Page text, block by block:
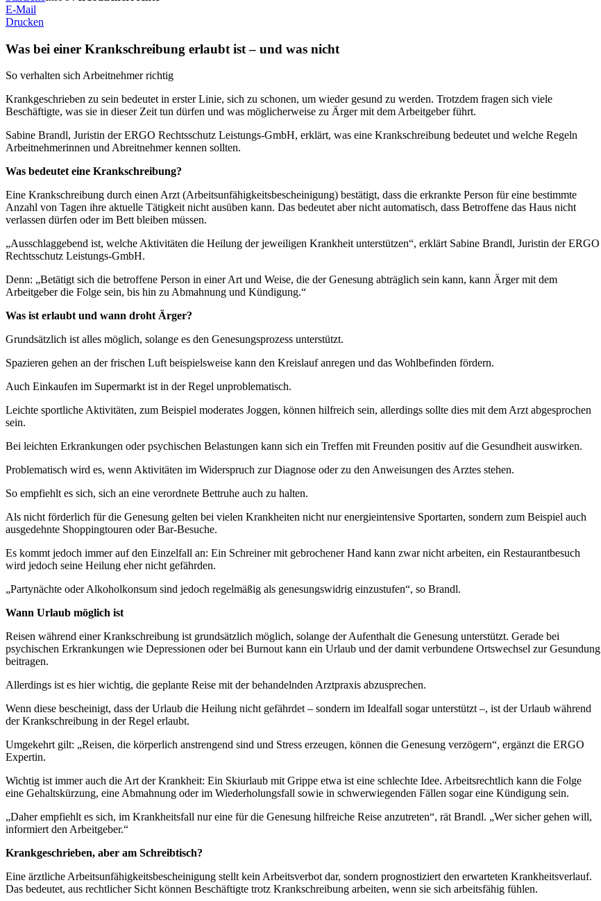
E-Mail
Drucken
Was bei einer Krankschreibung erlaubt ist – und was nicht
So verhalten sich Arbeitnehmer richtig
Krankgeschrieben zu sein bedeutet in erster Linie, sich zu schonen, um wieder gesund zu werden. Trotzdem fragen sich viele
Beschäftigte, was sie in dieser Zeit tun dürfen und was möglicherweise zu Ärger mit dem Arbeitgeber führt.
Sabine Brandl, Juristin der ERGO Rechtsschutz Leistungs-GmbH, erklärt, was eine Krankschreibung bedeutet und welche Regeln
Arbeitnehmerinnen und Abreitnehmer kennen sollten.
Was bedeutet eine Krankschreibung?
Eine Krankschreibung durch einen Arzt (Arbeitsunfähigkeitsbescheinigung) bestätigt, dass die erkrankte Person für eine bestimmte
Anzahl von Tagen ihre aktuelle Tätigkeit nicht ausüben kann. Das bedeutet aber nicht automatisch, dass Betroffene das Haus nicht
verlassen dürfen oder im Bett bleiben müssen.
„Ausschlaggebend ist, welche Aktivitäten die Heilung der jeweiligen Krankheit unterstützen“, erklärt Sabine Brandl, Juristin der ERGO
Rechtsschutz Leistungs-GmbH.
Denn: „Betätigt sich die betroffene Person in einer Art und Weise, die der Genesung abträglich sein kann, kann Ärger mit dem
Arbeitgeber die Folge sein, bis hin zu Abmahnung und Kündigung.“
Was ist erlaubt und wann droht Ärger?
Grundsätzlich ist alles möglich, solange es den Genesungsprozess unterstützt.
Spazieren gehen an der frischen Luft beispielsweise kann den Kreislauf anregen und das Wohlbefinden fördern.
Auch Einkaufen im Supermarkt ist in der Regel unproblematisch.
Leichte sportliche Aktivitäten, zum Beispiel moderates Joggen, können hilfreich sein, allerdings sollte dies mit dem Arzt abgesprochen
sein.
Bei leichten Erkrankungen oder psychischen Belastungen kann sich ein Treffen mit Freunden positiv auf die Gesundheit auswirken.
Problematisch wird es, wenn Aktivitäten im Widerspruch zur Diagnose oder zu den Anweisungen des Arztes stehen.
So empfiehlt es sich, sich an eine verordnete Bettruhe auch zu halten.
Als nicht förderlich für die Genesung gelten bei vielen Krankheiten nicht nur energieintensive Sportarten, sondern zum Beispiel auch
ausgedehnte Shoppingtouren oder Bar-Besuche.
Es kommt jedoch immer auf den Einzelfall an: Ein Schreiner mit gebrochener Hand kann zwar nicht arbeiten, ein Restaurantbesuch
wird jedoch seine Heilung eher nicht gefährden.
„Partynächte oder Alkoholkonsum sind jedoch regelmäßig als genesungswidrig einzustufen“, so Brandl.
Wann Urlaub möglich ist
Reisen während einer Krankschreibung ist grundsätzlich möglich, solange der Aufenthalt die Genesung unterstützt. Gerade bei
psychischen Erkrankungen wie Depressionen oder bei Burnout kann ein Urlaub und der damit verbundene Ortswechsel zur Gesundung
beitragen.
Allerdings ist es hier wichtig, die geplante Reise mit der behandelnden Arztpraxis abzusprechen.
Wenn diese bescheinigt, dass der Urlaub die Heilung nicht gefährdet – sondern im Idealfall sogar unterstützt –, ist der Urlaub während
der Krankschreibung in der Regel erlaubt.
Umgekehrt gilt: „Reisen, die körperlich anstrengend sind und Stress erzeugen, können die Genesung verzögern“, ergänzt die ERGO
Expertin.
Wichtig ist immer auch die Art der Krankheit: Ein Skiurlaub mit Grippe etwa ist eine schlechte Idee. Arbeitsrechtlich kann die Folge
eine Gehaltskürzung, eine Abmahnung oder im Wiederholungsfall sowie in schwerwiegenden Fällen sogar eine Kündigung sein.
„Daher empfiehlt es sich, im Krankheitsfall nur eine für die Genesung hilfreiche Reise anzutreten“, rät Brandl. „Wer sicher gehen will,
informiert den Arbeitgeber.“
Krankgeschrieben, aber am Schreibtisch?
Eine ärztliche Arbeitsunfähigkeitsbescheinigung stellt kein Arbeitsverbot dar, sondern prognostiziert den erwarteten Krankheitsverlauf.
Das bedeutet, aus rechtlicher Sicht können Beschäftigte trotz Krankschreibung arbeiten, wenn sie sich arbeitsfähig fühlen.